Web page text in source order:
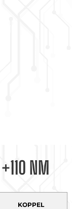
+110 NM
KOPPEL